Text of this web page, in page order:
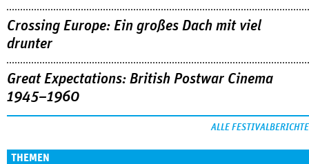
Crossing Europe: Ein großes Dach mit viel
drunter
Great Expectations: British Postwar Cinema
1945–1960
ALLE FESTIVALBERICHTE
THEMEN